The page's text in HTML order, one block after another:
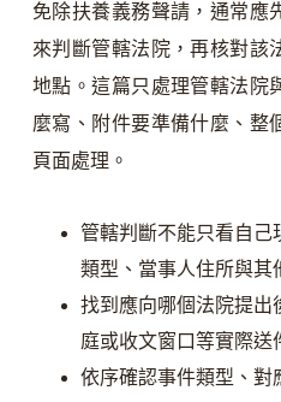
免除扶養義務聲請，通常應
來判斷管轄法院，再核對該
地點。這篇只處理管轄法院
麼寫、附件要準備什麼、整
頁面處理。
管轄判斷不能只看自己
類型、當事人住所與其
找到應向哪個法院提出
庭或收文窗口等實際送
依序確認事件類型、對